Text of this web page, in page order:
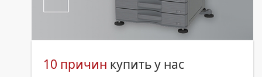
10 причин купить у нас